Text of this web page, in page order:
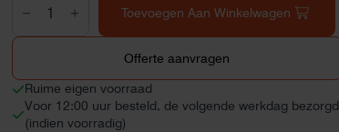
der
-
L=2300x1,5mm
aantal
Toevoegen Aan Winkelwagen
Offerte aanvragen
Ruime eigen voorraad
Voor 12:00 uur besteld, de volgende werkdag bezorgd
(indien voorradig)